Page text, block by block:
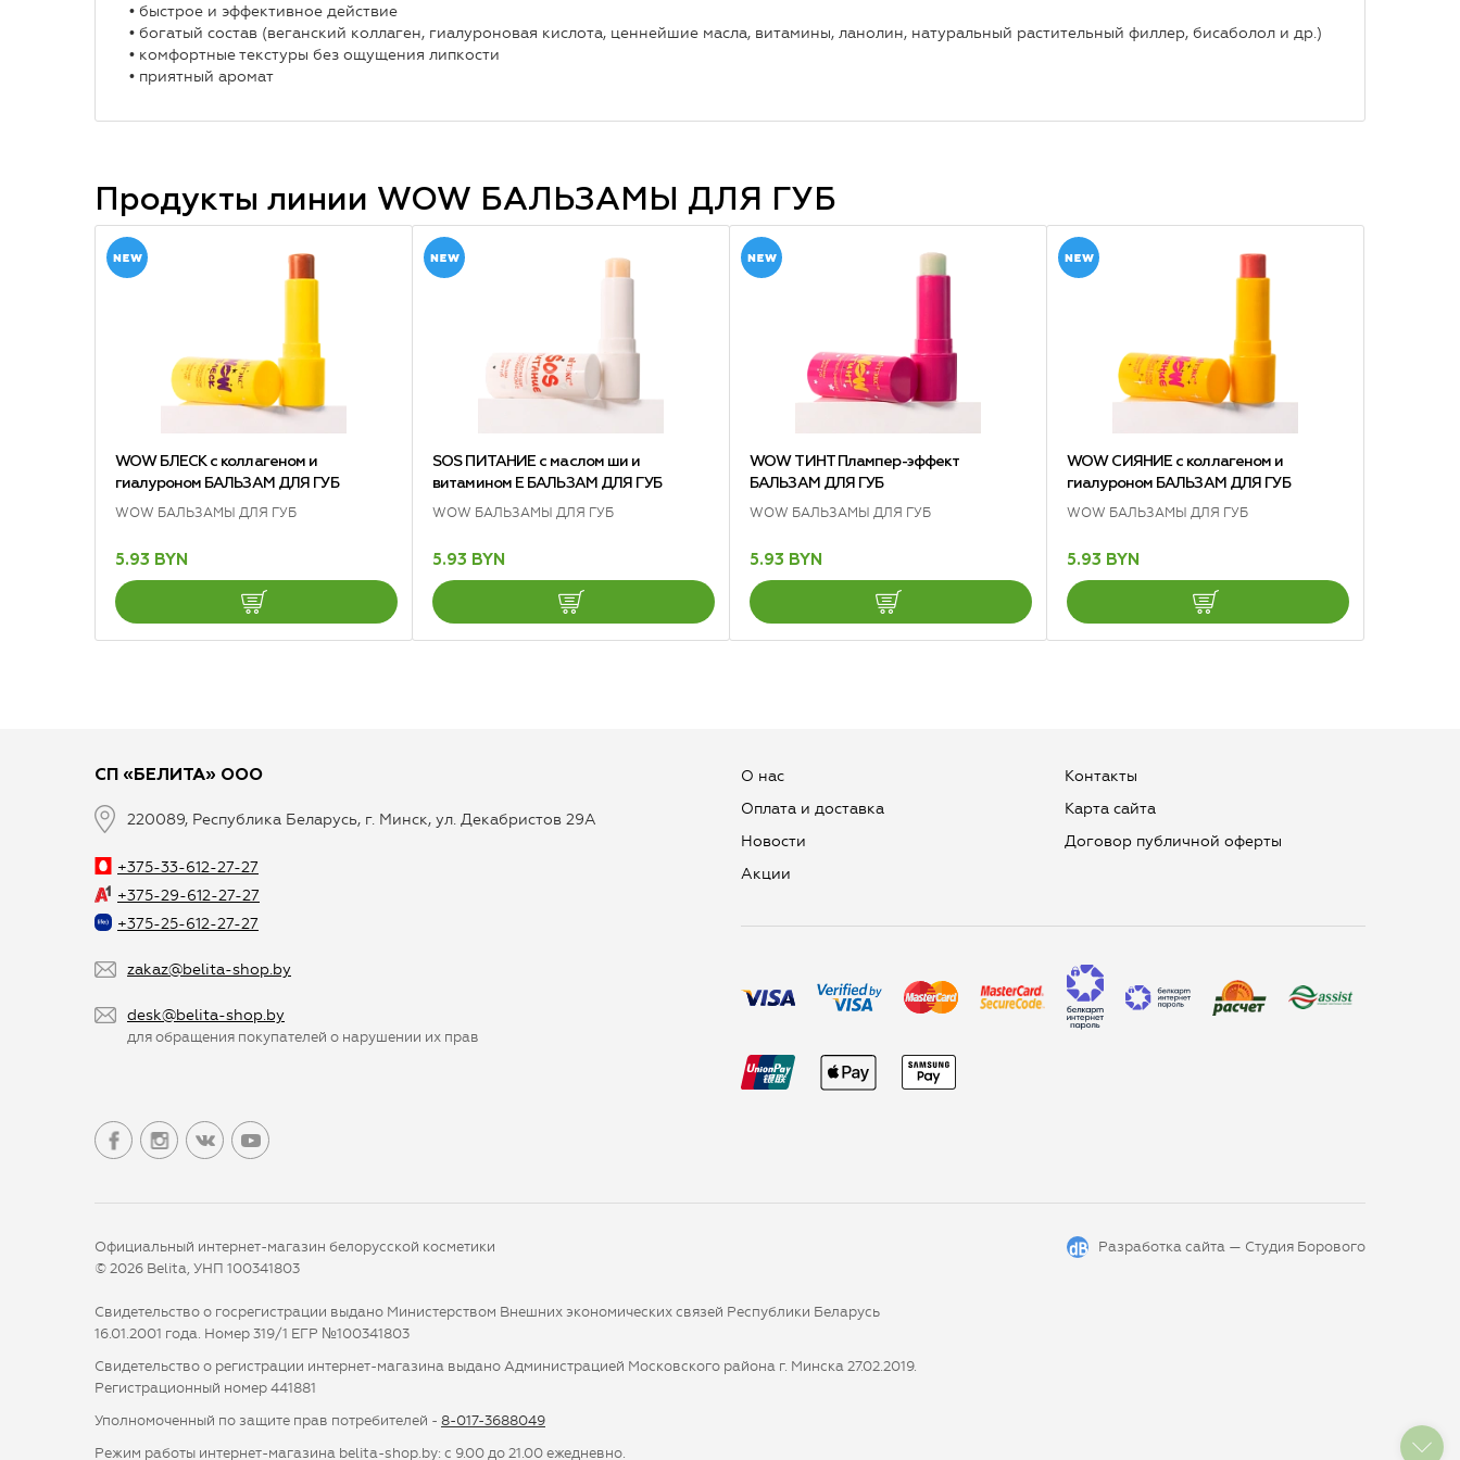
• быстрое и эффективное действие
• богатый состав (веганский коллаген, гиалуроновая кислота, ценнейшие масла, витамины, ланолин, натуральный растительный филлер, бисаболол и др.)
• комфортные текстуры без ощущения липкости
• приятный аромат
Продукты линии WOW БАЛЬЗАМЫ ДЛЯ ГУБ
WOW БЛЕСК с коллагеном и
гиалуроном БАЛЬЗАМ ДЛЯ ГУБ
WOW БАЛЬЗАМЫ ДЛЯ ГУБ
5.93 BYN
SOS ПИТАНИЕ с маслом ши и
витамином Е БАЛЬЗАМ ДЛЯ ГУБ
WOW БАЛЬЗАМЫ ДЛЯ ГУБ
5.93 BYN
WOW ТИНТ Плампер-эффект
БАЛЬЗАМ ДЛЯ ГУБ
WOW БАЛЬЗАМЫ ДЛЯ ГУБ
5.93 BYN
WOW СИЯНИЕ с коллагеном и
гиалуроном БАЛЬЗАМ ДЛЯ ГУБ
WOW БАЛЬЗАМЫ ДЛЯ ГУБ
5.93 BYN
СП «БЕЛИТА» ООО
220089, Республика Беларусь, г. Минск, ул. Декабристов 29А
+375-33-612-27-27
+375-29-612-27-27
+375-25-612-27-27
zakaz@belita-shop.by
desk@belita-shop.by
для обращения покупателей о нарушении их прав
О нас
Оплата и доставка
Новости
Aкции
Контакты
Карта сайта
Договор публичной оферты
Официальный интернет-магазин белорусской косметики
© 2026 Belita, УНП 100341803
Разработка сайта — Студия Борового
Свидетельство о госрегистрации выдано Министерством Внешних экономических связей Республики Беларусь
16.01.2001 года. Номер 319/1 ЕГР №100341803
Свидетельство о регистрации интернет-магазина выдано Администрацией Московского района г. Минска 27.02.2019.
Регистрационный номер 441881
Уполномоченный по защите прав потребителей - 8-017-3688049
Режим работы интернет-магазина belita-shop.by: с 9.00 до 21.00 ежедневно.